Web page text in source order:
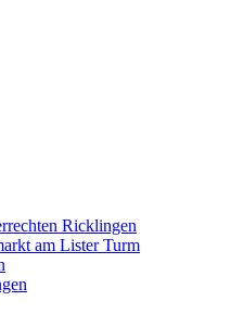
Ricklingen
am Lister Turm